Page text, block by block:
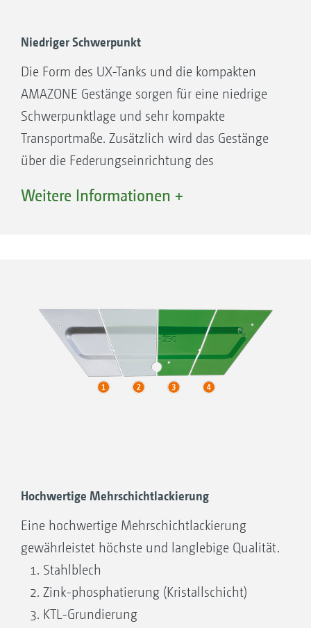
Niedriger Schwerpunkt
Die Form des UX-Tanks und die kompakten
AMAZONE Gestänge sorgen für eine niedrige
Schwerpunktlage und sehr kompakte
Transportmaße. Zusätzlich wird das Gestänge
über die Federungseinrichtung des
Zustand optimal geschützt.
Weitere Informationen +
Hochwertige Mehrschichtlackierung
Eine hochwertige Mehrschichtlackierung
gewährleistet höchste und langlebige Qualität.
Stahlblech
Zink-phosphatierung (Kristallschicht)
KTL-Grundierung